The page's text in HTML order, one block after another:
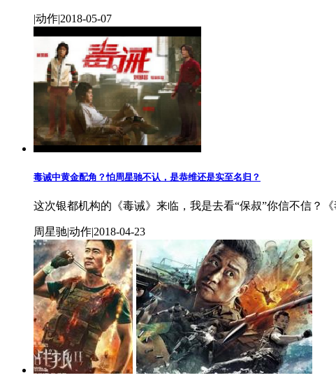
|动作|2018-05-07
毒诫中黄金配角？怕周星驰不认，是恭维还是实至名归？
这次银都机构的《毒诫》来临，我是去看“保叔”你信不信？
周星驰|动作|2018-04-23